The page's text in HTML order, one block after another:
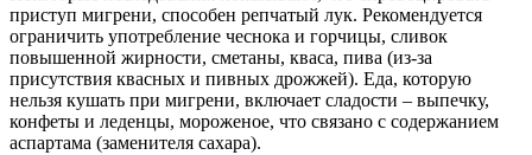
приступ мигрени, способен репчатый лук. Рекомендуется
ограничить употребление чеснока и горчицы, сливок
повышенной жирности, сметаны, кваса, пива (из-за
присутствия квасных и пивных дрожжей). Еда, которую
нельзя кушать при мигрени, включает сладости – выпечку,
конфеты и леденцы, мороженое, что связано с содержанием
аспартама (заменителя сахара).